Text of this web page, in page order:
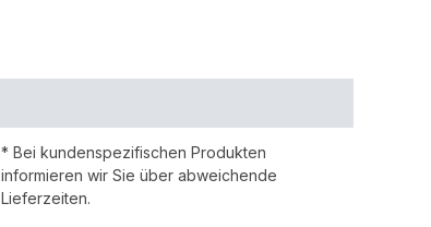
* Bei kundenspezifischen Produkten
informieren wir Sie über abweichende
Lieferzeiten.